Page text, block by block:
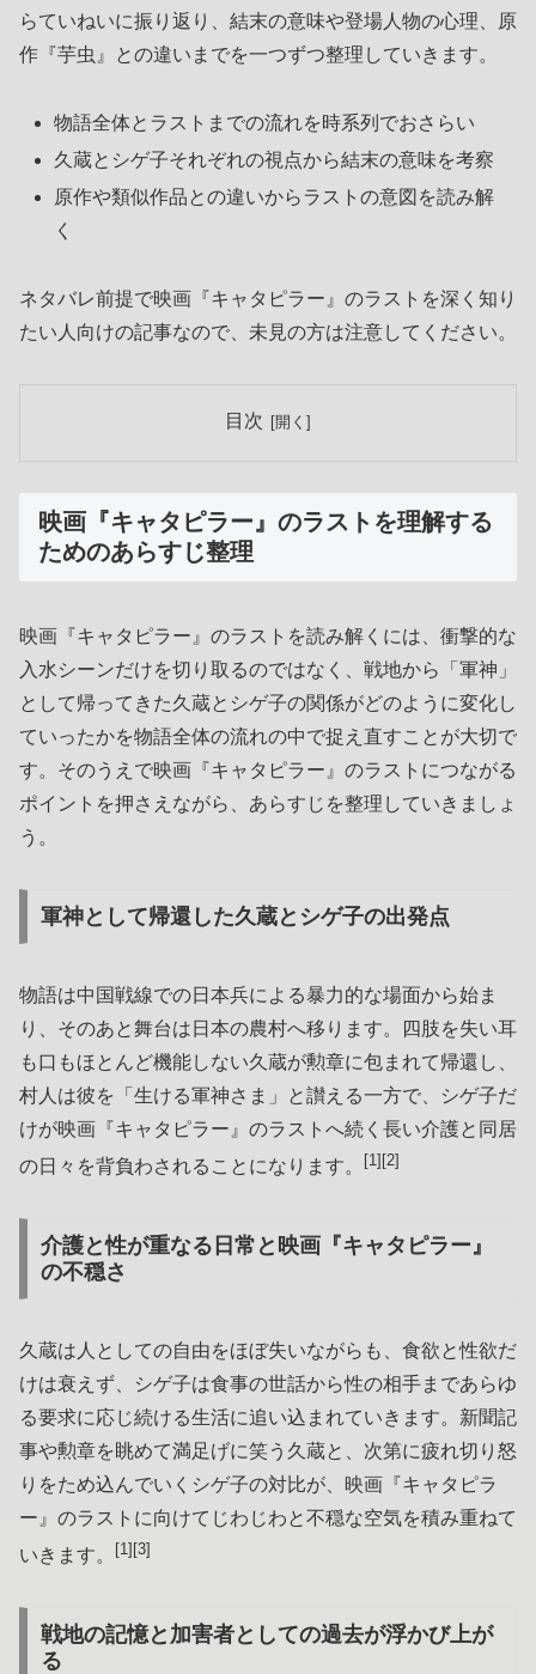
らていねいに振り返り、結末の意味や登場人物の心理、原
作『芋虫』との違いまでを一つずつ整理していきます。
物語全体とラストまでの流れを時系列でおさらい
久蔵とシゲ子それぞれの視点から結末の意味を考察
原作や類似作品との違いからラストの意図を読み解
く
ネタバレ前提で映画『キャタピラー』のラストを深く知り
たい人向けの記事なので、未見の方は注意してください。
目次
映画『キャタピラー』のラストを理解する
ためのあらすじ整理
映画『キャタピラー』のラストを読み解くには、衝撃的な
入水シーンだけを切り取るのではなく、戦地から「軍神」
として帰ってきた久蔵とシゲ子の関係がどのように変化し
ていったかを物語全体の流れの中で捉え直すことが大切で
す。そのうえで映画『キャタピラー』のラストにつながる
ポイントを押さえながら、あらすじを整理していきましょ
う。
軍神として帰還した久蔵とシゲ子の出発点
物語は中国戦線での日本兵による暴力的な場面から始ま
り、そのあと舞台は日本の農村へ移ります。四肢を失い耳
も口もほとんど機能しない久蔵が勲章に包まれて帰還し、
村人は彼を「生ける軍神さま」と讃える一方で、シゲ子だ
けが映画『キャタピラー』のラストへ続く長い介護と同居
の日々を背負わされることになります。
[1][2]
介護と性が重なる日常と映画『キャタピラー』
の不穏さ
久蔵は人としての自由をほぼ失いながらも、食欲と性欲だ
けは衰えず、シゲ子は食事の世話から性の相手まであらゆ
る要求に応じ続ける生活に追い込まれていきます。新聞記
事や勲章を眺めて満足げに笑う久蔵と、次第に疲れ切り怒
りをため込んでいくシゲ子の対比が、映画『キャタピラ
ー』のラストに向けてじわじわと不穏な空気を積み重ねて
いきます。
[1][3]
戦地の記憶と加害者としての過去が浮かび上が
る